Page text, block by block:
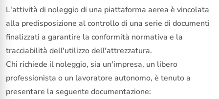
L'attività di noleggio di una piattaforma aerea è vincolata
alla predisposizione al controllo di una serie di documenti
finalizzati a garantire la conformità normativa e la
tracciabilità dell'utilizzo dell'attrezzatura.
Chi richiede il noleggio, sia un'impresa, un libero
professionista o un lavoratore autonomo, è tenuto a
presentare la seguente documentazione: